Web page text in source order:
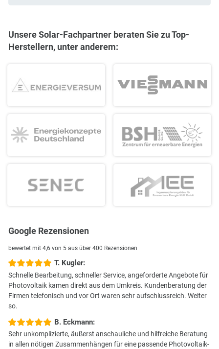
Unsere Solar-Fachpartner beraten Sie zu Top-
Herstellern, unter anderem:
Google Rezensionen
bewertet mit 4,6 von 5 aus über 400 Rezensionen
T. Kugler:
Schnelle Bearbeitung, schneller Service, angeforderte Angebote für
Photovoltaik kamen direkt aus dem Umkreis. Kundenberatung der
Firmen telefonisch und vor Ort waren sehr aufschlussreich. Weiter
so.
B. Eckmann:
Sehr unkomplizierte, äußerst anschauliche und hilfreiche Beratung
in allen nötigen Zusammenhängen für eine passende Photovoltaik-